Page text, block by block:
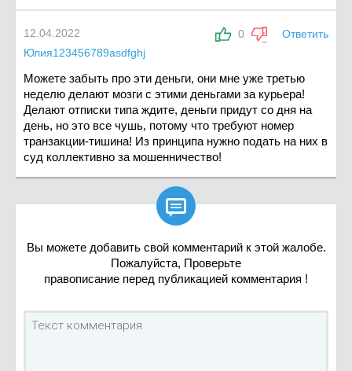
0 Ответить
12.04.2022
Юлия123456789asdfghj
Можете забыть про эти деньги, они мне уже третью
неделю делают мозги с этими деньгами за курьера!
Делают отписки типа ждите, деньги придут со дня на
день, но это все чушь, потому что требуют номер
транзакции-тишина! Из принципа нужно подать на них в
суд коллективно за мошенничество!

Вы можете добавить свой комментарий к этой жалобе.
Пожалуйста, Проверьте
правописание перед публикацией комментария !